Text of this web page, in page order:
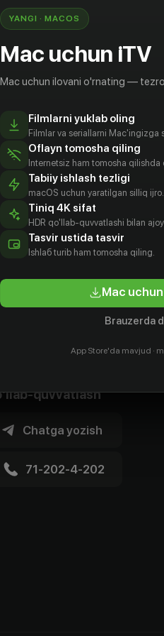
quvvatlash
Chatga yozish
71-202-4-202
YANGI · MACOS
Mac uchun iTV
Mac uchun ilovani o'rnating —
Filmlarni yuklab oling
Filmlar va seriallarni Mac'ingizga
Oflayn tomosha qiling
Internetsiz ham tomosha qilishda
Tabiiy ishlash tezligi
macOS uchun yaratilgan silliq ijro.
Tiniq 4K sifat
HDR qo'llab-quvvatlashi bilan
Tasvir ustida tasvir
Ishlаб turib ham tomosha qiling.
Mac
Brauzerda
App Store'da mavjud ·